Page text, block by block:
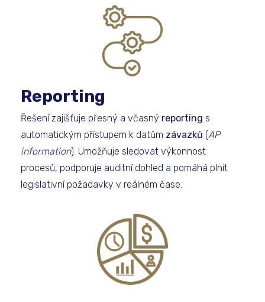
Reporting
Řešení zajišťuje přesný a včasný reporting s
automatickým přístupem k datům závazků (AP
information). Umožňuje sledovat výkonnost
procesů, podporuje auditní dohled a pomáhá plnit
legislativní požadavky v reálném čase.